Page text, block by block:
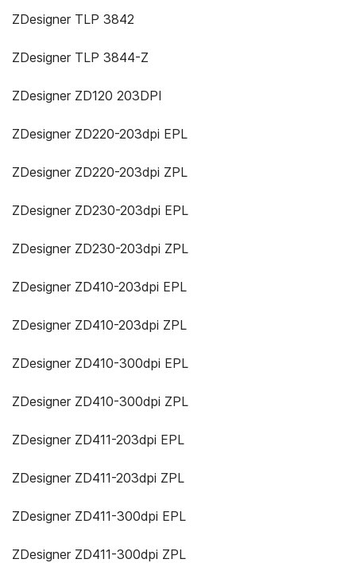
ZDesigner TLP 3842
ZDesigner TLP 3844-Z
ZDesigner ZD120 203DPI
ZDesigner ZD220-203dpi EPL
ZDesigner ZD220-203dpi ZPL
ZDesigner ZD230-203dpi EPL
ZDesigner ZD230-203dpi ZPL
ZDesigner ZD410-203dpi EPL
ZDesigner ZD410-203dpi ZPL
ZDesigner ZD410-300dpi EPL
ZDesigner ZD410-300dpi ZPL
ZDesigner ZD411-203dpi EPL
ZDesigner ZD411-203dpi ZPL
ZDesigner ZD411-300dpi EPL
ZDesigner ZD411-300dpi ZPL